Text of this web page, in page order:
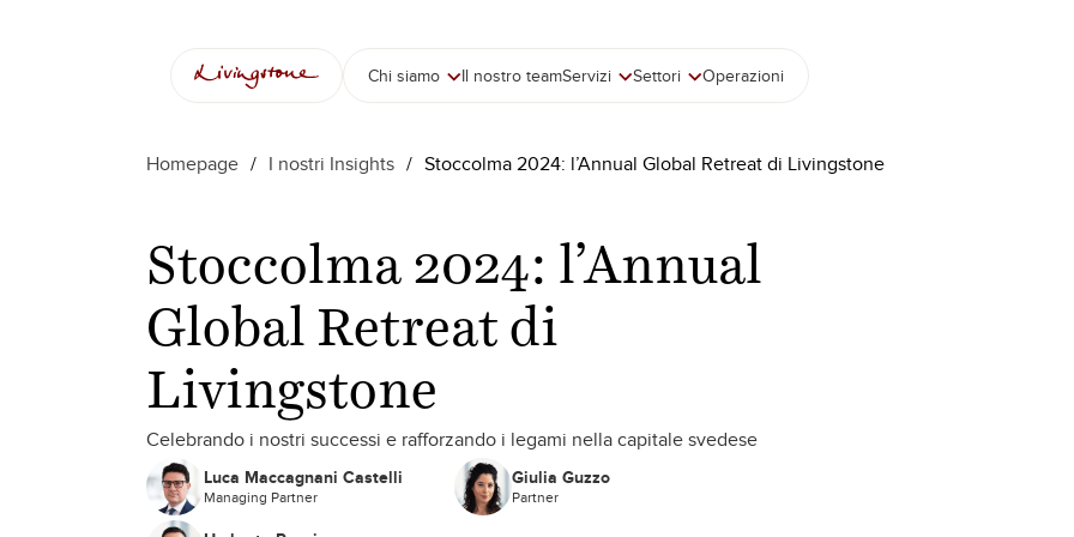
Chi siamo Il nostro teamServizi Settori Operazioni
Homepage / I nostri Insights / Stoccolma 2024: l’Annual Global Retreat di Livingstone
Stoccolma 2024: l’Annual
Global Retreat di
Livingstone
Celebrando i nostri successi e rafforzando i legami nella capitale svedese
Luca Maccagnani Castelli
Managing Partner
Giulia Guzzo
Partner